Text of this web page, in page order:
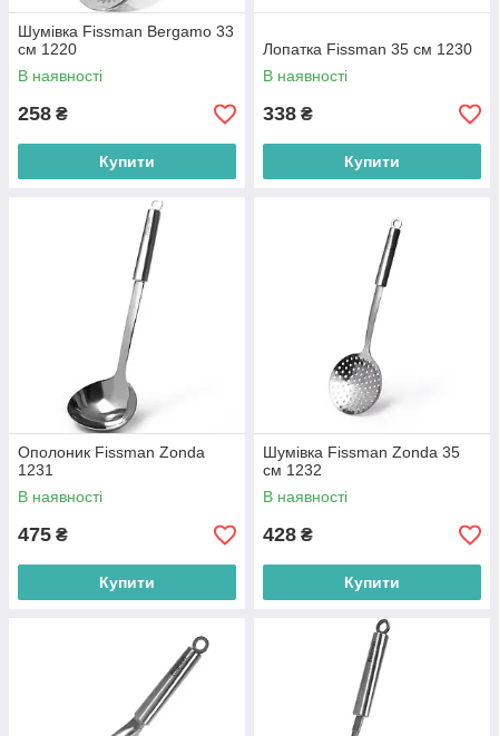
Шумівка Fissman Bergamo 33
см 1220
В наявності
258 ₴
Купити
Лопатка Fissman 35 см 1230
В наявності
338 ₴
Купити
Ополоник Fissman Zonda
1231
В наявності
475 ₴
Купити
Шумівка Fissman Zonda 35
см 1232
В наявності
428 ₴
Купити